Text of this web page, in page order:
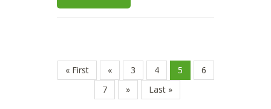
« First « 3 4 5
6
7
» Last »